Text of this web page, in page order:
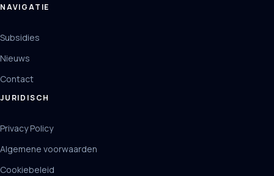
NAVIGATIE
Subsidies
Nieuws
Contact
JURIDISCH
Privacy Policy
Algemene voorwaarden
Cookiebeleid